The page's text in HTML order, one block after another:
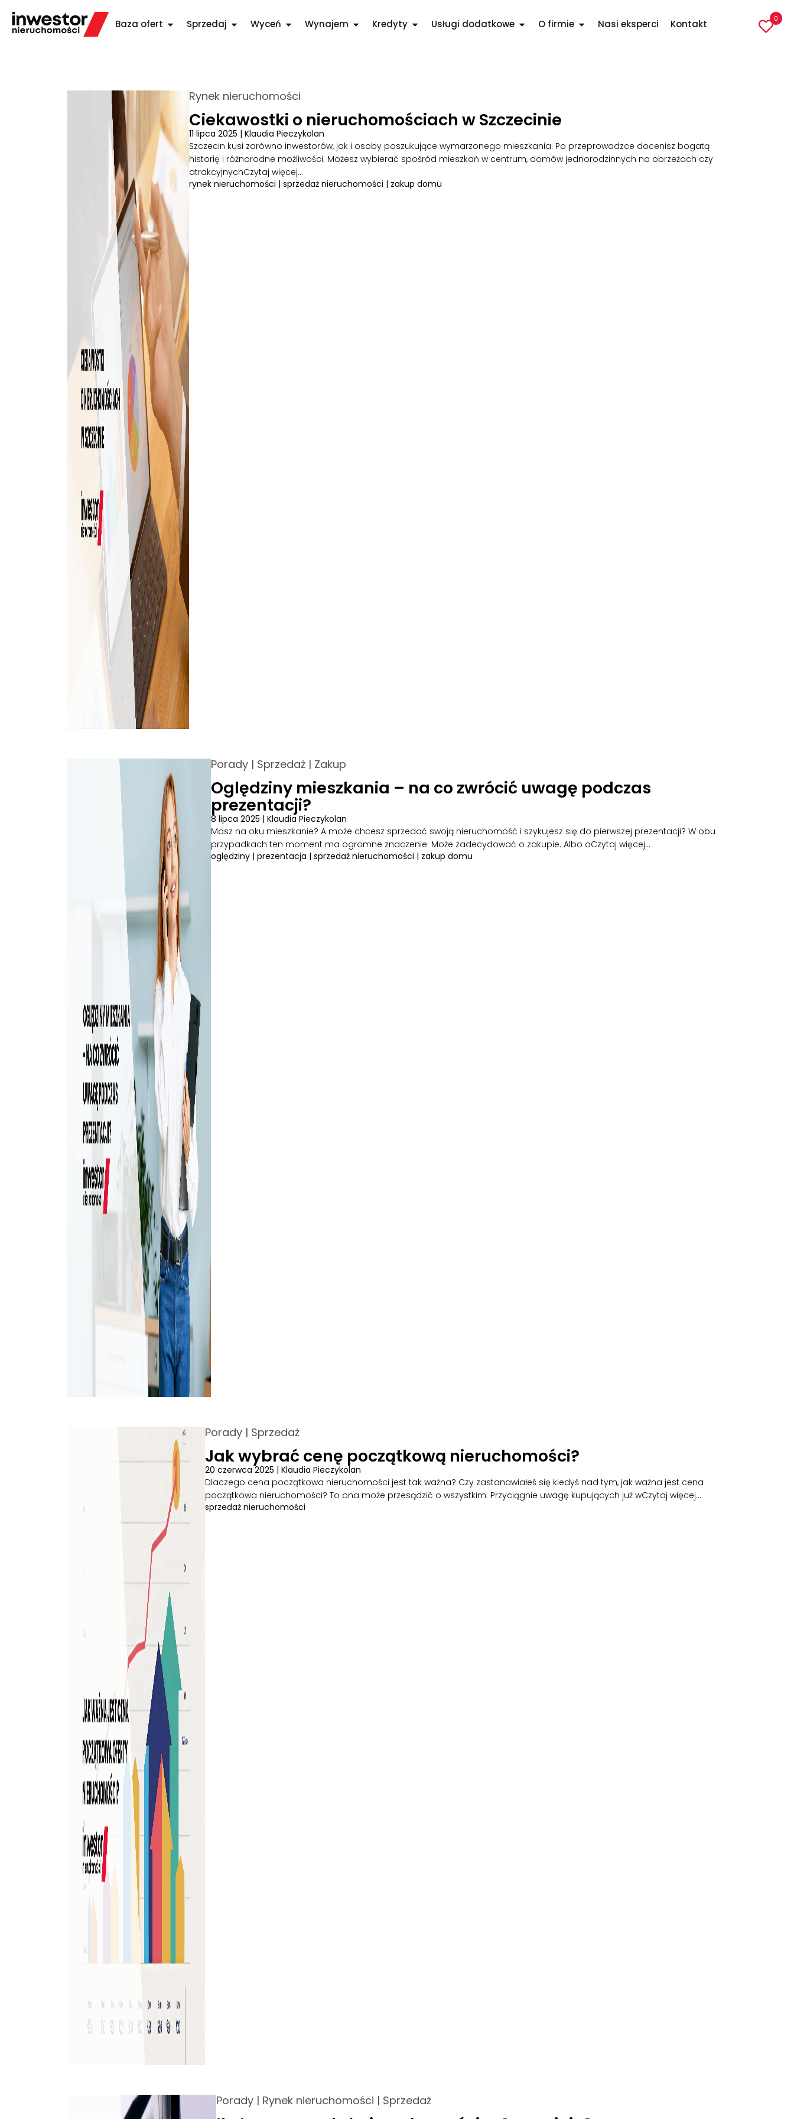
Baza ofert Sprzedaj Wyceń Wynajem Kredyty Usługi dodatkowe O firmie Nasi eksperci Kontakt 0
Wacława Felczaka 11
71-417 Szczecin
91 489 00 54
bok@inwestor.com.pl
Rynek nieruchomości
Ciekawostki o nieruchomościach w Szczecinie
11 lipca 2025 |Klaudia Pieczykolan
Szczecin kusi zarówno inwestorów, jak i osoby poszukujące wymarzonego mieszkania. Po przeprowadzce docenisz bogatą
historię i różnorodne możliwości. Możesz wybierać spośród mieszkań w centrum, domów jednorodzinnych na obrzeżach czy
atrakcyjnychCzytaj więcej…
rynek nieruchomości |sprzedaż nieruchomości | zakup domu
Porady | Sprzedaż | Zakup
Oględziny mieszkania – na co zwrócić uwagę podczas
prezentacji?
8 lipca 2025 |Klaudia Pieczykolan
Masz na oku mieszkanie? A może chcesz sprzedać swoją nieruchomość i szykujesz się do pierwszej prezentacji? W obu
przypadkach ten moment ma ogromne znaczenie. Może zadecydować o zakupie. Albo oCzytaj więcej…
oględziny |prezentacja |sprzedaż nieruchomości | zakup domu
Porady | Sprzedaż
Jak wybrać cenę początkową nieruchomości?
20 czerwca 2025 |Klaudia Pieczykolan
Dlaczego cena początkowa nieruchomości jest tak ważna? Czy zastanawiałeś się kiedyś nad tym, jak ważna jest cena
początkowa nieruchomości? To ona może przesądzić o wszystkim. Przyciągnie uwagę kupujących już wCzytaj więcej…
sprzedaż nieruchomości
Porady | Rynek nieruchomości | Sprzedaż